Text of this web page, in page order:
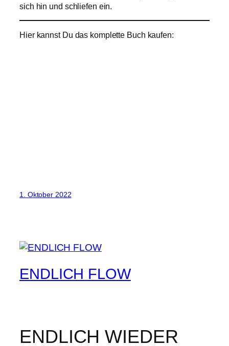
sich hin und schliefen ein.
Hier kannst Du das komplette Buch kaufen:
1. Oktober 2022
ENDLICH FLOW
ENDLICH WIEDER